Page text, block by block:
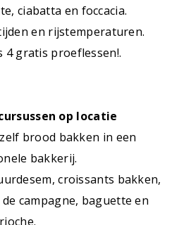
ciabatta en foccacia.
en rijstemperaturen.
4 gratis proeflessen!.
op locatie
brood bakken in een
bakkerij.
croissants bakken,
campagne, baguette en